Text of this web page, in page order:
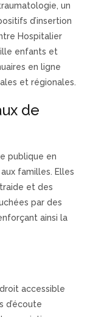
un
d’insertion
Hospitalier
enfants et
en ligne
et régionales.
de
publique en
familles. Elles
et des
par des
ainsi la
accessible
d’écoute